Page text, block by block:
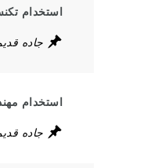
استخدام
جاده
استخدام
جاده